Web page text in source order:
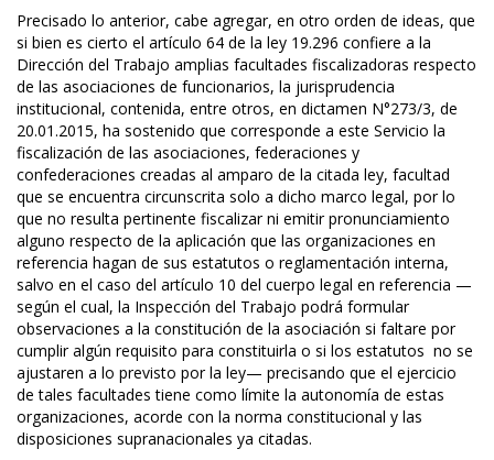
Precisado lo anterior, cabe agregar, en otro orden de ideas, que
si bien es cierto el artículo 64 de la ley 19.296 confiere a la
Dirección del Trabajo amplias facultades fiscalizadoras respecto
de las asociaciones de funcionarios, la jurisprudencia
institucional, contenida, entre otros, en dictamen N°273/3, de
20.01.2015, ha sostenido que corresponde a este Servicio la
fiscalización de las asociaciones, federaciones y
confederaciones creadas al amparo de la citada ley, facultad
que se encuentra circunscrita solo a dicho marco legal, por lo
que no resulta pertinente fiscalizar ni emitir pronunciamiento
alguno respecto de la aplicación que las organizaciones en
referencia hagan de sus estatutos o reglamentación interna,
salvo en el caso del artículo 10 del cuerpo legal en referencia —
según el cual, la Inspección del Trabajo podrá formular
observaciones a la constitución de la asociación si faltare por
cumplir algún requisito para constituirla o si los estatutos no se
ajustaren a lo previsto por la ley— precisando que el ejercicio
de tales facultades tiene como límite la autonomía de estas
organizaciones, acorde con la norma constitucional y las
disposiciones supranacionales ya citadas.